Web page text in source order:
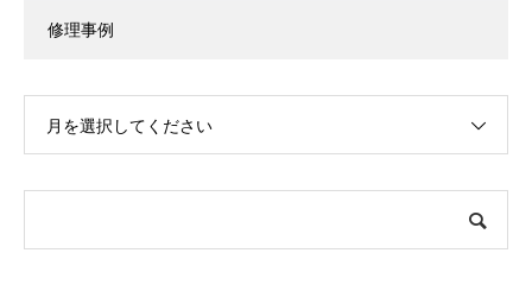
修理事例
月を選択してください